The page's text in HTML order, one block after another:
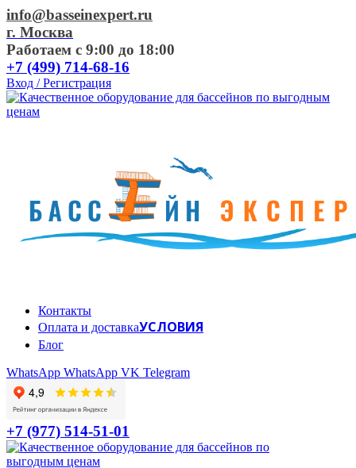
info@basseinexpert.ru
г. Москва
Работаем с 9:00 до 18:00
+7 (499) 714-68-16
Вход / Регистрация
Контакты
Оплата и доставкаУСЛОВИЯ
Блог
WhatsApp WhatsApp VK Telegram
+7 (977) 514-51-01